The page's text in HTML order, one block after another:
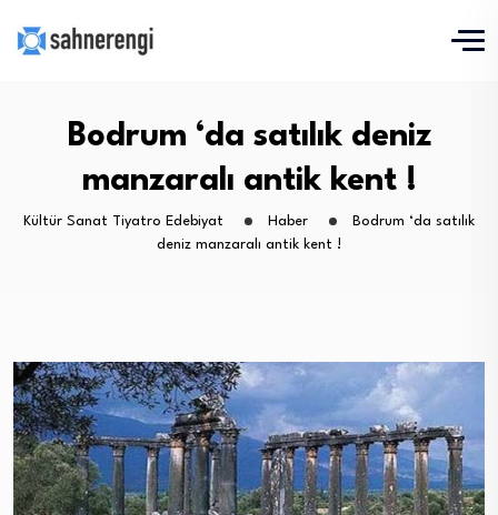
Bodrum ‘da satılık deniz
manzaralı antik kent !
Kültür Sanat Tiyatro Edebiyat Haber
Bodrum ‘da satılık
deniz manzaralı antik kent !